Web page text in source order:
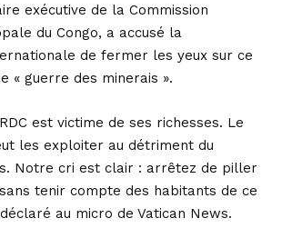
exécutive de la Commission
du Congo, a accusé la
de fermer les yeux sur ce
« guerre des minerais ».
RDC est victime de ses richesses. Le
les exploiter au détriment du
Notre cri est clair : arrêtez de piller
tenir compte des habitants de ce
au micro de Vatican News.